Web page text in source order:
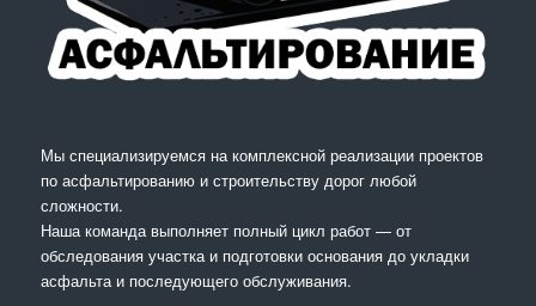
Мы специализируемся на комплексной реализации проектов
по асфальтированию и строительству дорог любой
сложности.
Наша команда выполняет полный цикл работ — от
обследования участка и подготовки основания до укладки
асфальта и последующего обслуживания.